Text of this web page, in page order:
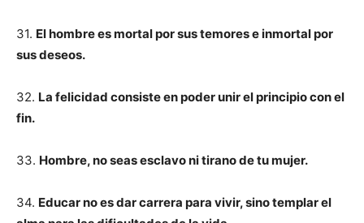
31. El hombre es mortal por sus temores e inmortal por
sus deseos.
32. La felicidad consiste en poder unir el principio con el
fin.
33. Hombre, no seas esclavo ni tirano de tu mujer.
34. Educar no es dar carrera para vivir, sino templar el